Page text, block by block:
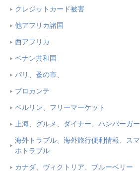
クレジットカード被害
他アフリカ諸国
西アフリカ
ベナン共和国
パリ、蚤の市、
ブロカンテ
ベルリン、フリーマーケット
上海、グルメ、ダイナー、ハンバーガー
海外トラブル、海外旅行便利情報、スマ
ホトラブル
カナダ、ヴィクトリア、ブルーベリー